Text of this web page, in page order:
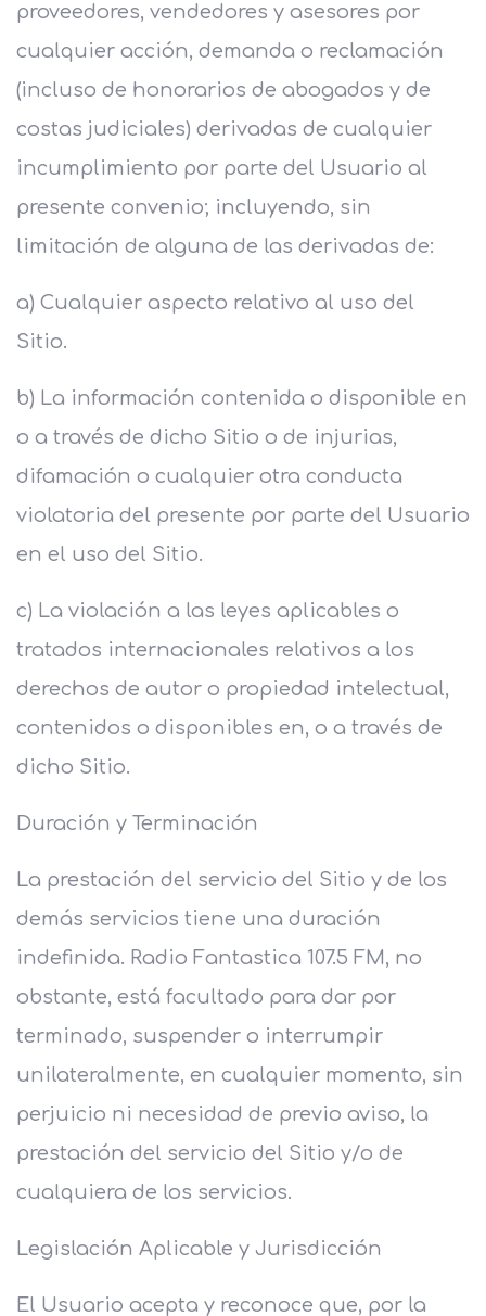
proveedores, vendedores y asesores por
cualquier acción, demanda o reclamación
(incluso de honorarios de abogados y de
costas judiciales) derivadas de cualquier
incumplimiento por parte del Usuario al
presente convenio; incluyendo, sin
limitación de alguna de las derivadas de:
a) Cualquier aspecto relativo al uso del
Sitio.
b) La información contenida o disponible en
o a través de dicho Sitio o de injurias,
difamación o cualquier otra conducta
violatoria del presente por parte del Usuario
en el uso del Sitio.
c) La violación a las leyes aplicables o
tratados internacionales relativos a los
derechos de autor o propiedad intelectual,
contenidos o disponibles en, o a través de
dicho Sitio.
Duración y Terminación
La prestación del servicio del Sitio y de los
demás servicios tiene una duración
indefinida. Radio Fantastica 107.5 FM, no
obstante, está facultado para dar por
terminado, suspender o interrumpir
unilateralmente, en cualquier momento, sin
perjuicio ni necesidad de previo aviso, la
prestación del servicio del Sitio y/o de
cualquiera de los servicios.
Legislación Aplicable y Jurisdicción
El Usuario acepta y reconoce que, por la